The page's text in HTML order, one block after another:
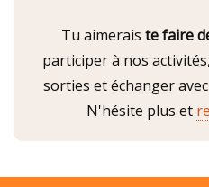
Tu aimerais te faire
participer à nos
sorties et échanger
N'hésite plus et